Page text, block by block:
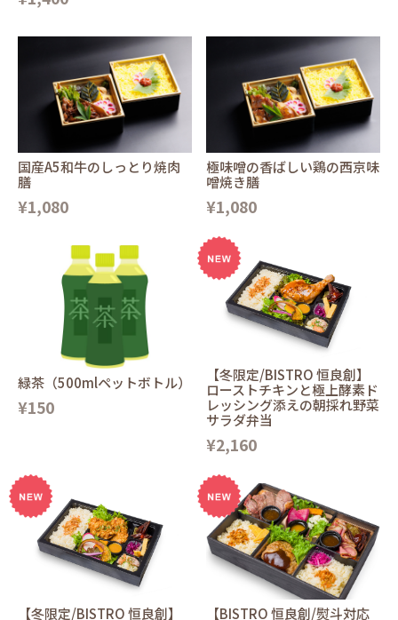
国産A5和牛のしっとり焼肉
膳
¥1,080
極味噌の香ばしい鶏の西京味
噌焼き膳
¥1,080
緑茶（500mlペットボトル）
¥150
【冬限定/BISTRO 恒良創】
ローストチキンと極上酵素ド
レッシング添えの朝採れ野菜
サラダ弁当
¥2,160
【冬限定/BISTRO 恒良創】
【BISTRO 恒良創/熨斗対応